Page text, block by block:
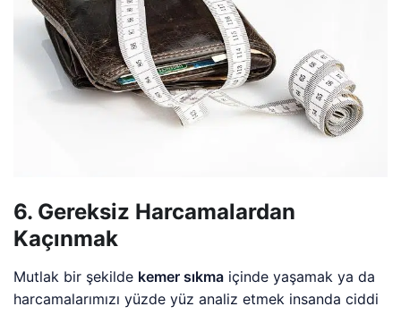
6. Gereksiz Harcamalardan
Kaçınmak
Mutlak bir şekilde kemer sıkma içinde yaşamak ya da
harcamalarımızı yüzde yüz analiz etmek insanda ciddi